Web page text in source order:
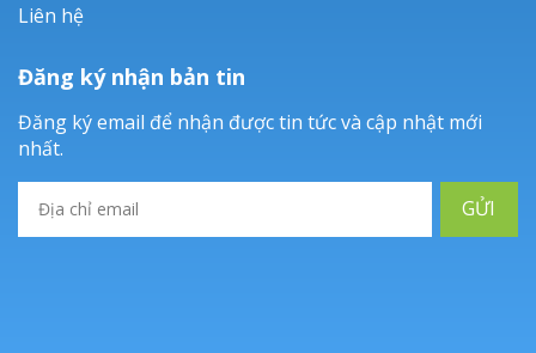
Liên hệ
Đăng ký nhận bản tin
Đăng ký email để nhận được tin tức và cập nhật mới
nhất.
GỬI